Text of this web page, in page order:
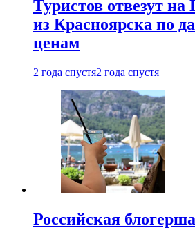
Туристов отвезут на
из Красноярска по
ценам
2 года спустя2 года спустя
Российская